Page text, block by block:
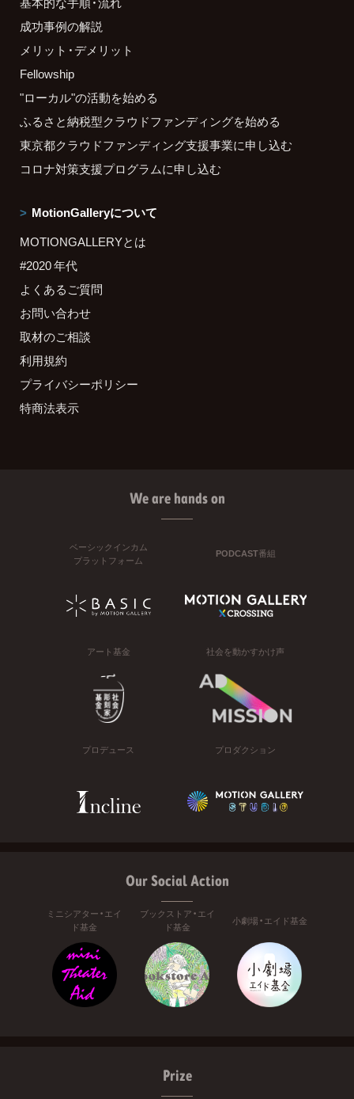
成功事例の解説
メリット・デメリット
Fellowship
"ローカル"の活動を始める
ふるさと納税型クラウドファンディングを始める
東京都クラウドファンディング支援事業に申し込む
コロナ対策支援プログラムに申し込む
MotionGalleryについて
MOTIONGALLERYとは
#2020 年代
よくあるご質問
お問い合わせ
取材のご相談
利用規約
プライバシーポリシー
特商法表示
We are hands on
ベーシックインカム
プラットフォーム
PODCAST番組
アート基金 社会を動かすかけ声
プロデュース プロダクション
Our Social Action
ミニシアター・エイ
ド基金
ブックストア・エイ
ド基金
小劇場・エイド基金
Prize